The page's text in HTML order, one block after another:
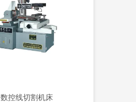
数控线切割机床